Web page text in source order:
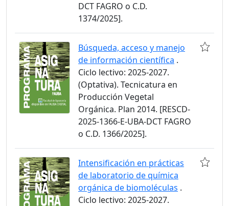
DCT FAGRO o C.D.
1374/2025].
Búsqueda, acceso y manejo
de información científica .
Ciclo lectivo: 2025-2027.
(Optativa). Tecnicatura en
Producción Vegetal
Orgánica. Plan 2014. [RESCD-
2025-1366-E-UBA-DCT FAGRO
o C.D. 1366/2025].
Intensificación en prácticas
de laboratorio de química
orgánica de biomoléculas .
Ciclo lectivo: 2025-2027.